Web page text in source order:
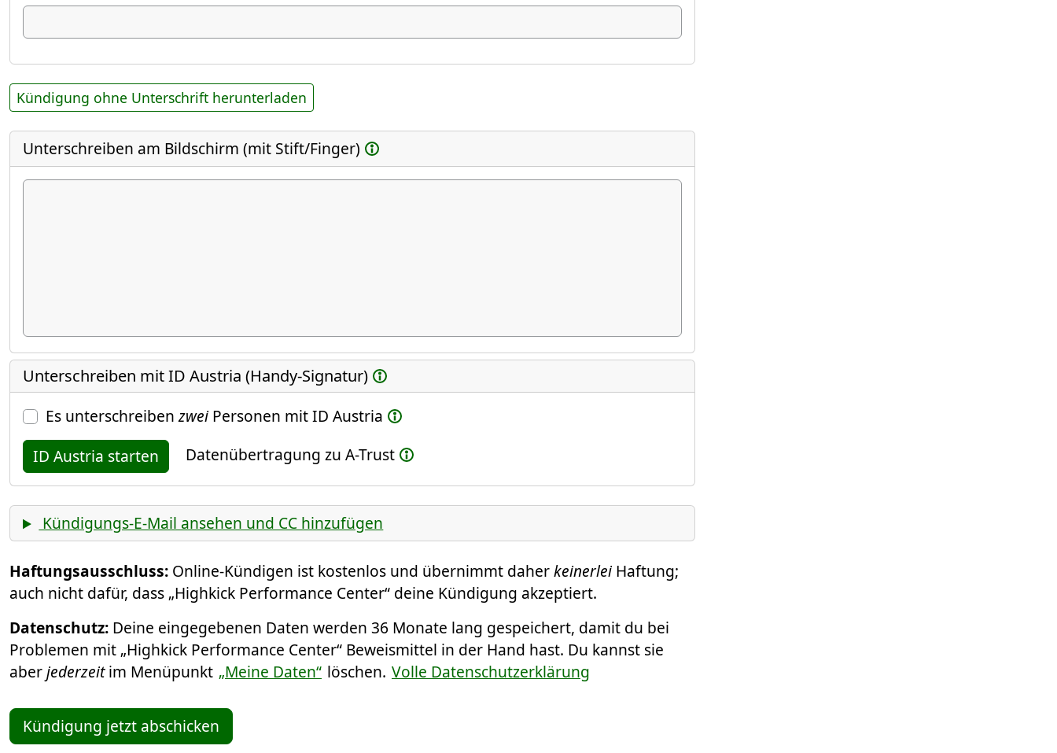
Kündigung ohne Unterschrift herunterladen
Unterschreiben am Bildschirm (mit Stift/Finger)
Unterschreiben mit ID Austria (Handy-Signatur)
Es unterschreibenzweiPersonen mit ID Austria
ID Austria starten
Datenübertragung zu A-Trust
Kündigungs-E-Mail ansehen und CC hinzufügen
Haftungsausschluss: Online-Kündigen ist kostenlos und übernimmt daherkeinerlei Haftung;
auch nicht dafür, dass „Highkick Performance Center“ deine Kündigung akzeptiert.
Datenschutz: Deine eingegebenen Daten werden 36 Monate lang gespeichert, damit du bei
Problemen mit „Highkick Performance Center“ Beweismittel in der Hand hast. Du kannst sie
aberjederzeitim Menüpunkt „Meine Daten“ löschen. Volle Datenschutzerklärung
Kündigung jetzt abschicken